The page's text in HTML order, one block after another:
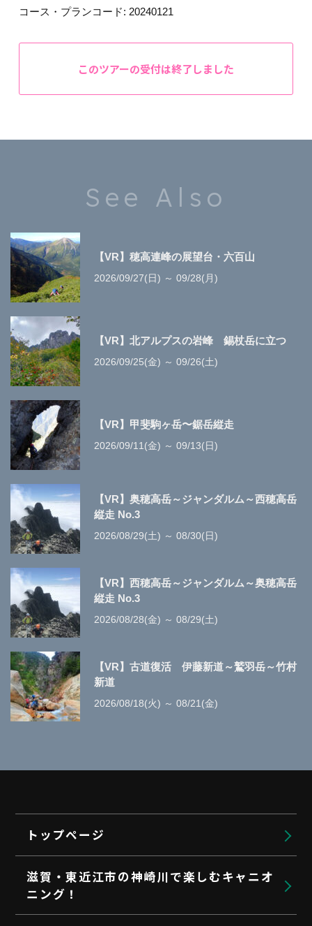
コース・プランコード: 20240121
このツアーの受付は終了しました
See Also
【VR】穂高連峰の展望台・六百山
2026/09/27(日) ～ 09/28(月)
【VR】北アルプスの岩峰 錫杖岳に立つ
2026/09/25(金) ～ 09/26(土)
【VR】甲斐駒ヶ岳〜鋸岳縦走
2026/09/11(金) ～ 09/13(日)
【VR】奥穂高岳～ジャンダルム～西穂高岳
縦走 No.3
2026/08/29(土) ～ 08/30(日)
【VR】西穂高岳～ジャンダルム～奥穂高岳
縦走 No.3
2026/08/28(金) ～ 08/29(土)
【VR】古道復活 伊藤新道～鷲羽岳～竹村
新道
2026/08/18(火) ～ 08/21(金)
トップページ
滋賀・東近江市の神崎川で楽しむキャニオ
ニング！